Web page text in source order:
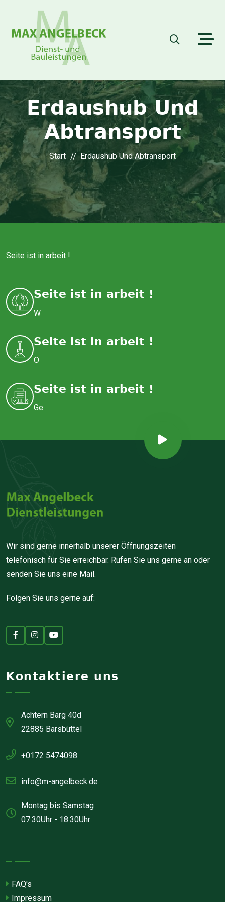
Erdaushub Und
Abtransport
Start Erdaushub Und Abtransport
Seite ist in arbeit !
Seite ist in arbeit !
W
Seite ist in arbeit !
O
Seite ist in arbeit !
Ge
Wir sind gerne innerhalb unserer Öffnungszeiten
telefonisch für Sie erreichbar. Rufen Sie uns gerne an oder
senden Sie uns eine Mail.
Folgen Sie uns gerne auf:
Kontaktiere uns
Achtern Barg 40d
22885 Barsbüttel
+0172 5474098
info@m-angelbeck.de
Montag bis Samstag
07:30Uhr - 18:30Uhr
FAQ's
Impressum